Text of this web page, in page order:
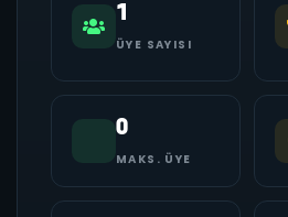
1
ÜYE SAYISI
0
MAKS. ÜYE